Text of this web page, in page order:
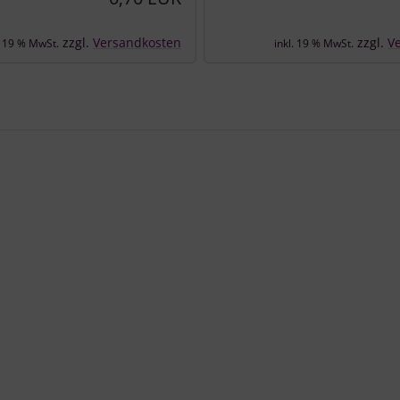
% MwSt. zzgl. Versandkosten inkl. 19 % MwSt. zzgl.